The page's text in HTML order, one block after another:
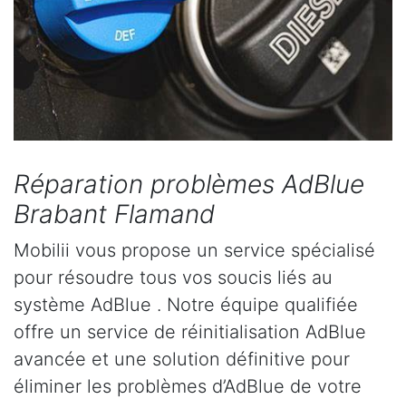
Réparation problèmes AdBlue
Brabant Flamand
Mobilii vous propose un service spécialisé
pour résoudre tous vos soucis liés au
système AdBlue . Notre équipe qualifiée
offre un service de réinitialisation AdBlue
avancée et une solution définitive pour
éliminer les problèmes d’AdBlue de votre